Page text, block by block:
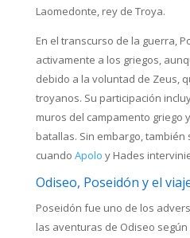
Laomedonte, rey de Troya.
En el transcurso de la guerra,
activamente a los griegos,
debido a la voluntad de Zeus,
troyanos. Su participación
muros del campamento griego
batallas. Sin embargo,
cuando Apolo y Hades
Odiseo, Poseidón y el
Poseidón fue uno de los
las aventuras de Odiseo